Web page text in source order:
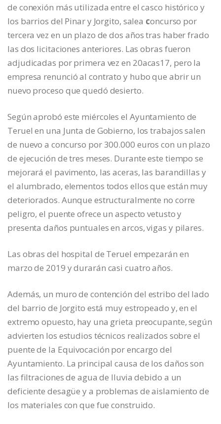
de conexión más utilizada entre el casco histórico y
los barrios del Pinar y Jorgito, salea concurso por
tercera vez en un plazo de dos años tras haber frado
las dos licitaciones anteriores. Las obras fueron
adjudicadas por primera vez en 20acas17, pero la
empresa renunció al contrato y hubo que abrir un
nuevo proceso que quedó desierto.
Según aprobó este miércoles el Ayuntamiento de
Teruel en una Junta de Gobierno, los trabajos salen
de nuevo a concurso por 300.000 euros con un plazo
de ejecución de tres meses. Durante este tiempo se
mejorará el pavimento, las aceras, las barandillas y
el alumbrado, elementos todos ellos que están muy
deteriorados. Aunque estructuralmente no corre
peligro, el puente ofrece un aspecto vetusto y
presenta daños puntuales en arcos, vigas y pilares.
Las obras del hospital de Teruel empezarán en
marzo de 2019 y durarán casi cuatro años.
Además, un muro de contención del estribo del lado
del barrio de Jorgito está muy estropeado y, en el
extremo opuesto, hay una grieta preocupante, según
advierten los estudios técnicos realizados sobre el
puente de la Equivocación por encargo del
Ayuntamiento. La principal causa de los daños son
las filtraciones de agua de lluvia debido a un
deficiente desagüe y a problemas de aislamiento de
los materiales con que fue construido.